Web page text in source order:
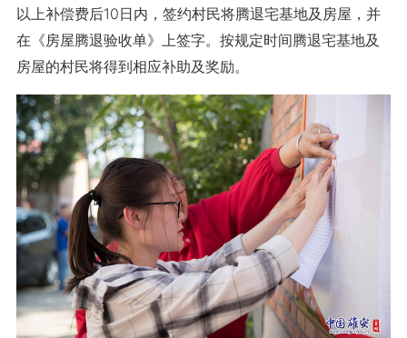
以上补偿费后10日内，签约村民将腾退宅基地及房屋，并
在《房屋腾退验收单》上签字。按规定时间腾退宅基地及
房屋的村民将得到相应补助及奖励。